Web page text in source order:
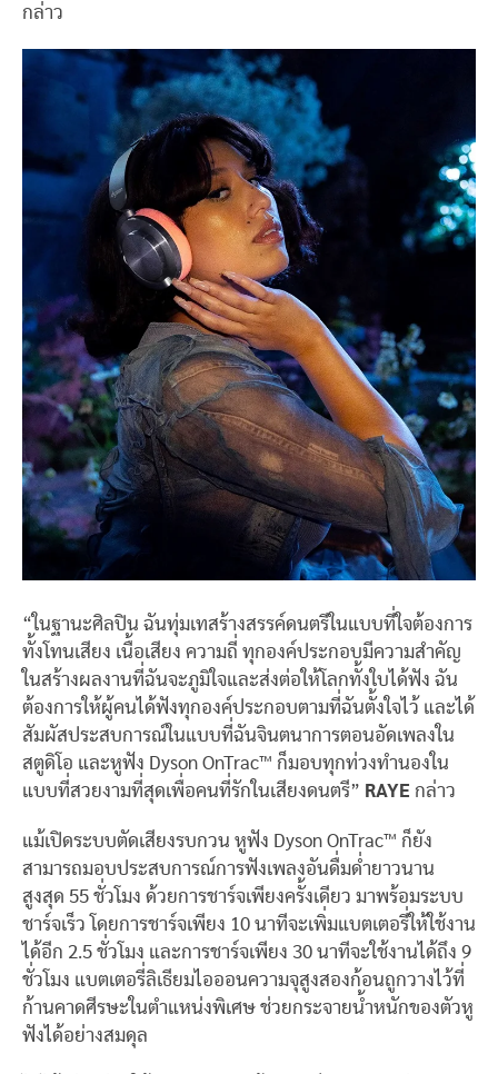
กล่าว
“ในฐานะศิลปิน ฉันทุ่มเทสร้างสรรค์ดนตรีในแบบที่ใจต้องการ
ทั้งโทนเสียง เนื้อเสียง ความถี่ ทุกองค์ประกอบมีความสำคัญ
ในสร้างผลงานที่ฉันจะภูมิใจและส่งต่อให้โลกทั้งใบได้ฟัง ฉัน
ต้องการให้ผู้คนได้ฟังทุกองค์ประกอบตามที่ฉันตั้งใจไว้ และได้
สัมผัสประสบการณ์ในแบบที่ฉันจินตนาการตอนอัดเพลงใน
สตูดิโอ และหูฟัง Dyson OnTrac™ ก็มอบทุกท่วงทำนองใน
แบบที่สวยงามที่สุดเพื่อคนที่รักในเสียงดนตรี” RAYE กล่าว
แม้เปิดระบบตัดเสียงรบกวน หูฟัง Dyson OnTrac™ ก็ยัง
สามารถมอบประสบการณ์การฟังเพลงอันดื่มด่ำยาวนาน
สูงสุด 55 ชั่วโมง ด้วยการชาร์จเพียงครั้งเดียว มาพร้อมระบบ
ชาร์จเร็ว โดยการชาร์จเพียง 10 นาทีจะเพิ่มแบตเตอรี่ให้ใช้งาน
ได้อีก 2.5 ชั่วโมง และการชาร์จเพียง 30 นาทีจะใช้งานได้ถึง 9
ชั่วโมง แบตเตอรี่ลิเธียมไอออนความจุสูงสองก้อนถูกวางไว้ที่
ก้านคาดศีรษะในตำแหน่งพิเศษ ช่วยกระจายน้ำหนักของตัวหู
ฟังได้อย่างสมดุล